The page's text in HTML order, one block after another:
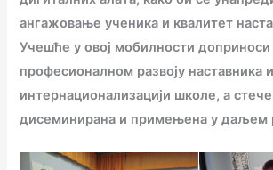
ангажовање ученика и квалитет
Учешће у овој мобилности доприноси
професионалном развоју наставника и
интернационализацији школе, а
дисеминирана и примењена у даљем